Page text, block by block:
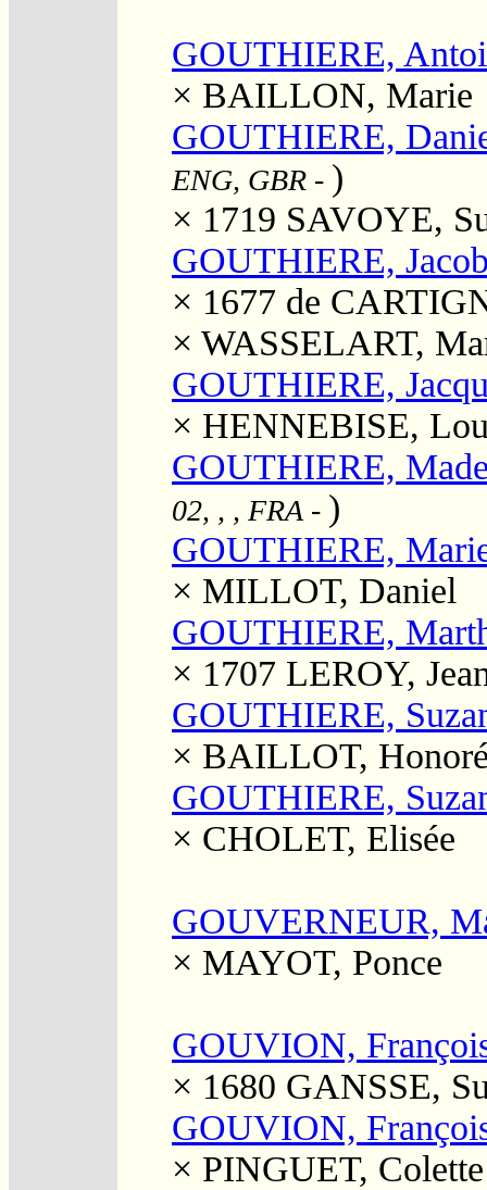
GOUTHIERE,
× BAILLON, Marie
GOUTHIERE,
ENG, GBR - )
× 1719 SAVOYE,
GOUTHIERE,
× 1677 de
× WASSELART,
GOUTHIERE,
× HENNEBISE,
GOUTHIERE,
02, , , FRA - )
GOUTHIERE,
× MILLOT, Daniel
GOUTHIERE,
× 1707 LEROY,
GOUTHIERE,
× BAILLOT,
GOUTHIERE,
× CHOLET, Elisée
GOUVERNEUR,
× MAYOT, Ponce
GOUVION,
× 1680 GANSSE,
GOUVION,
× PINGUET, Colette